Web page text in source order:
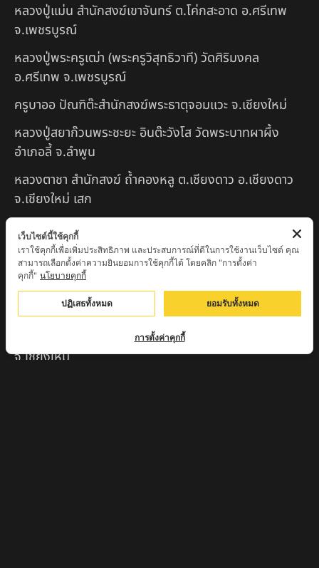
หลวงปู่แม่น สำนักสงฆ์เขาจันทร์ ต.โค่กสะอาด อ.ศรีเทพ
จ.เพชรบูรณ์
หลวงปู่พระครูเฒ่า (พระครูวิสุทธิวาที) วัดศิริมงคล
อ.ศรีเทพ จ.เพชรบูรณ์
ครูบาออ ปัณฑิต๊ะสำนักสงฆ์พระธาตุจอมแวะ จ.เชียงใหม่
หลวงปู่สยาก๊วนพระชะยะ อินต๊ะวังโส วัดพระบาทผาผึ้ง
อำเภอลี้ จ.ลำพูน
หลวงตาชา สำนักสงฆ์ ถ้ำคองหลู ต.เชียงดาว อ.เชียงดาว
จ.เชียงใหม่ เสก
ครูบานะ ชินวํโส สำนักสงฆ์ดอยอีฮุย จ.ลำพูน
ครูบาเลิศ วัดทุ่งม่านใต้ จ.ลำปาง
หลวงปู่หนู นรินโท วัดวังท่าดี จ.เพชรบูรณ์
ครูบาทอง วัดก้อท่า จ.ลำพูน
ครูบาตุ๊เจ้าปู่หว่าหลิ่ง วิระทะโย วัดเวฬุวัน อ.เชียงดาว
จ.เชียงใหม่
เว็บไซต์นี้ใช้คุกกี้
เราใช้คุกกี้เพื่อเพิ่มประสิทธิภาพ และประสบการณ์ที่ดีในการใช้งานเว็บไซต์ คุณ
สามารถเลือกตั้งค่าความยินยอมการใช้คุกกี้ได้ โดยคลิก "การตั้งค่า
คุกกี้" นโยบายคุกกี้
ปฏิเสธทั้งหมด ยอมรับทั้งหมด
การตั้งค่าคุกกี้